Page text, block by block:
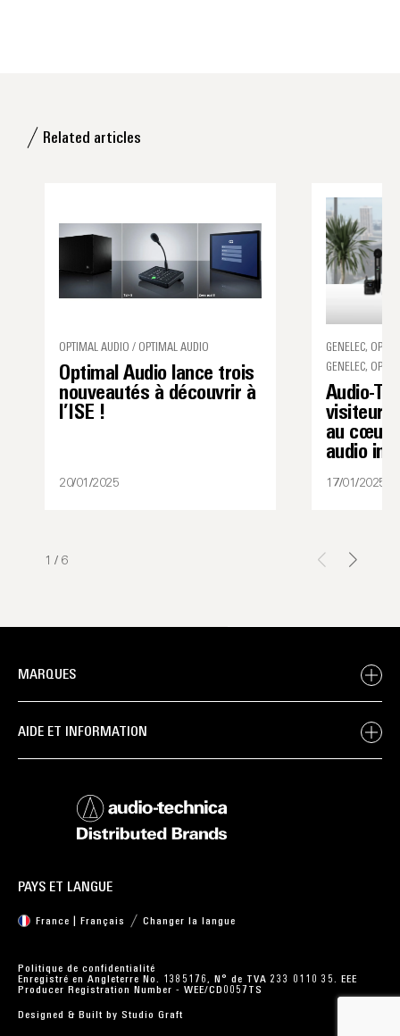
Related articles
OPTIMAL AUDIO / OPTIMAL AUDIO
Optimal Audio lance trois
nouveautés à découvrir à
l’ISE !
20/01/2025
GENELEC,
GENELEC,
Audio-
visiteurs
au cœur
audio
17/01/2025
1 / 6
MARQUES
AIDE ET INFORMATION
PAYS ET LANGUE
France | Français Changer la langue
Politique de confidentialité
Enregistré en Angleterre No. 1385176, N° de TVA 233 0110 35. EEE
Producer Registration Number - WEE/CD0057TS
Designed & Built by Studio Graft